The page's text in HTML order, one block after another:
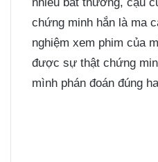
chứng minh hắn là ma
nghiệm xem phim của
được sự thật chứng
mình phán đoán đúng